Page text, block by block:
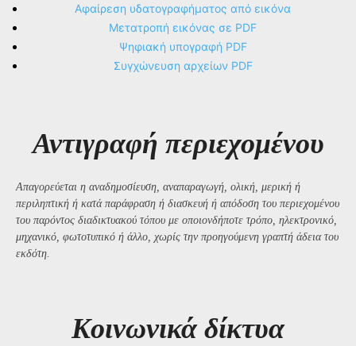
Αφαίρεση υδατογραφήματος από εικόνα
Μετατροπή εικόνας σε PDF
Ψηφιακή υπογραφή PDF
Συγχώνευση αρχείων PDF
Αντιγραφή περιεχομένου
Απαγορεύεται η αναδημοσίευση, αναπαραγωγή, ολική, μερική ή
περιληπτική ή κατά παράφραση ή διασκευή ή απόδοση του περιεχομένου
του παρόντος διαδικτυακού τόπου με οποιονδήποτε τρόπο, ηλεκτρονικό,
μηχανικό, φωτοτυπικό ή άλλο, χωρίς την προηγούμενη γραπτή άδεια του
εκδότη.
Kοινωνικά δίκτυα